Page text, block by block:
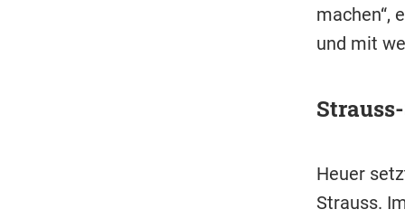
machen“,
und mit
Heuer
Strauss.